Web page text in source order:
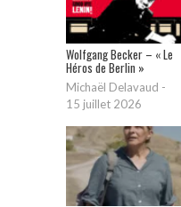
Wolfgang Becker – « Le
Héros de Berlin »
Michaël Delavaud -
15 juillet 2026